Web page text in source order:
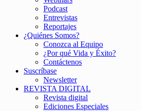
Podcast
Entrevistas
Reportajes
¿Quiénes Somos?
Conozca al Equipo
¿Por qué Vida y Éxito?
Contáctenos
Suscríbase
Newsletter
REVISTA DIGITAL
Revista digital
Ediciones Especiales